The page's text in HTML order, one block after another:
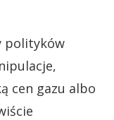
polityków
cen gazu albo